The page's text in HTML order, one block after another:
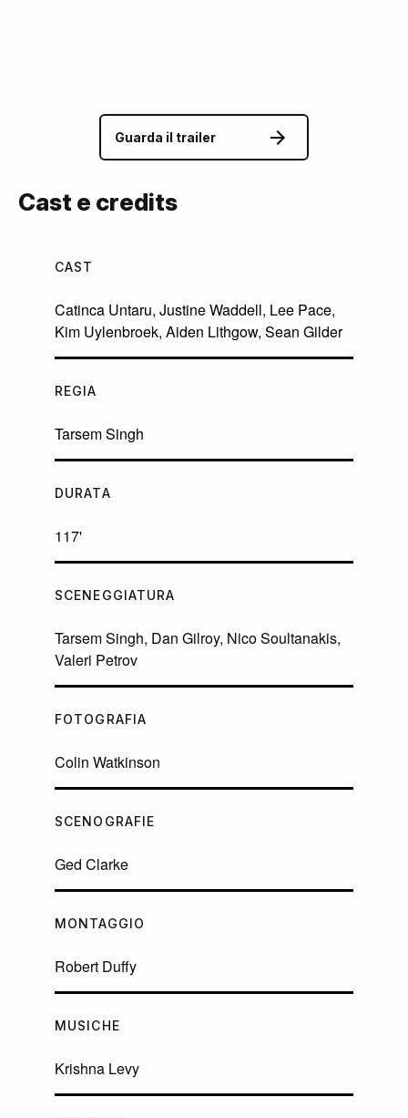
Guarda il trailer
Cast e credits
CAST
Catinca Untaru, Justine Waddell, Lee Pace,
Kim Uylenbroek, Aiden Lithgow, Sean Gilder
REGIA
Tarsem Singh
DURATA
117'
SCENEGGIATURA
Tarsem Singh, Dan Gilroy, Nico Soultanakis,
Valeri Petrov
FOTOGRAFIA
Colin Watkinson
SCENOGRAFIE
Ged Clarke
MONTAGGIO
Robert Duffy
MUSICHE
Krishna Levy